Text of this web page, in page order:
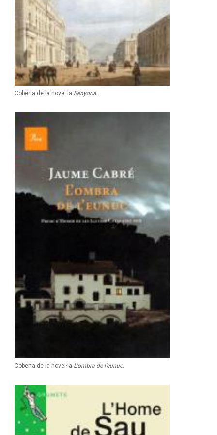
Coberta de la novel·la Senyoria.
Coberta de la novel·la L'ombra de l'eunuc.